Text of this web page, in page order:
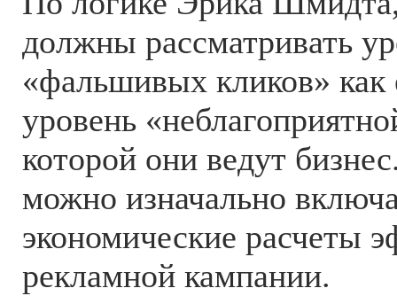
должны рассматривать
«фальшивых кликов» как
уровень
которой они ведут
можно изначально
экономические расчеты
рекламной кампании.